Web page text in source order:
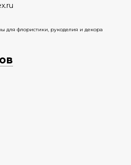
для флористики, рукоделия и декора